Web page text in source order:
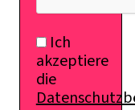
Ich
akzeptiere
die